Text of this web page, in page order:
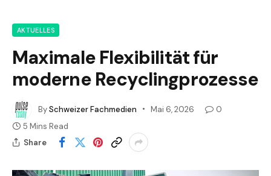
AKTUELLES
Maximale Flexibilität für
moderne Recyclingprozesse
BySchweizer Fachmedien Mai 6, 2026
0
5 Mins Read
Share